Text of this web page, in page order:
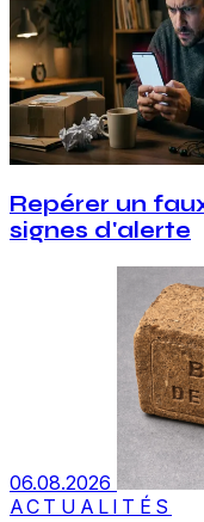
Repérer un
signes d'alerte
06.08.2026
ACTUALITÉS